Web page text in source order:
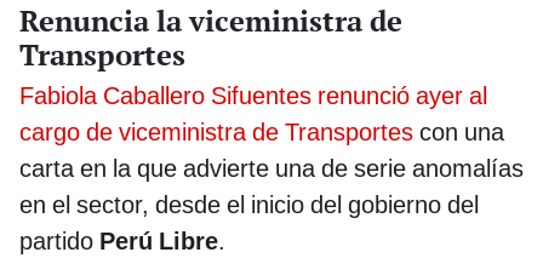
Renuncia la viceministra de
Transportes
Fabiola Caballero Sifuentes renunció ayer al
cargo de viceministra de Transportes con una
carta en la que advierte una de serie anomalías
en el sector, desde el inicio del gobierno del
partido Perú Libre.